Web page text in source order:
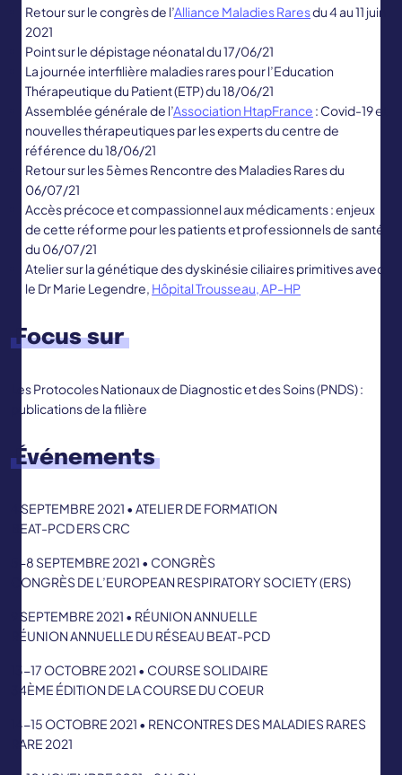
Retour sur le congrès de l’Alliance Maladies Raresdu 4 au 11 juin
2021
Point sur le dépistage néonatal du 17/06/21
La journée interfilière maladies rares pour l’Education
Thérapeutique du Patient (ETP) du 18/06/21
Assemblée générale de l’Association HtapFrance : Covid-19 et
nouvelles thérapeutiques par les experts du centre de
référence du 18/06/21
Retour sur les 5èmes Rencontre des Maladies Rares du
06/07/21
Accès précoce et compassionnel aux médicaments : enjeux
de cette réforme pour les patients et professionnels de santé
du 06/07/21
Atelier sur la génétique des dyskinésie ciliaires primitives avec
le Dr Marie Legendre, Hôpital Trousseau, AP-HP
Focus sur
Les Protocoles Nationaux de Diagnostic et des Soins (PNDS) :
publications de la filière
Événements
4 SEPTEMBRE 2021 • ATELIER DE FORMATION
BEAT-PCD ERS CRC
5-8 SEPTEMBRE 2021 • CONGRÈS
CONGRÈS DE L’EUROPEAN RESPIRATORY SOCIETY (ERS)
9 SEPTEMBRE 2021 • RÉUNION ANNUELLE
RÉUNION ANNUELLE DU RÉSEAU BEAT-PCD
13-17 OCTOBRE 2021 • COURSE SOLIDAIRE
34ÈME ÉDITION DE LA COURSE DU COEUR
14-15 OCTOBRE 2021 • RENCONTRES DES MALADIES RARES
RARE 2021